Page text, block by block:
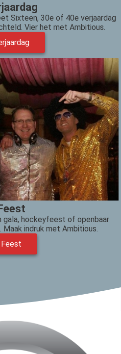
Sixteen, 30e of 40e verjaardag
Vier het met Ambitious.
Feest
gala, hockeyfeest of openbaar
indruk met Ambitious.
Feest